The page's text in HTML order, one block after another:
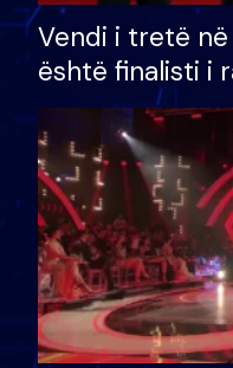
Vendi i tretë
është finalisti i